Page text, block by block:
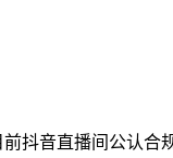
抖音直播间公认合